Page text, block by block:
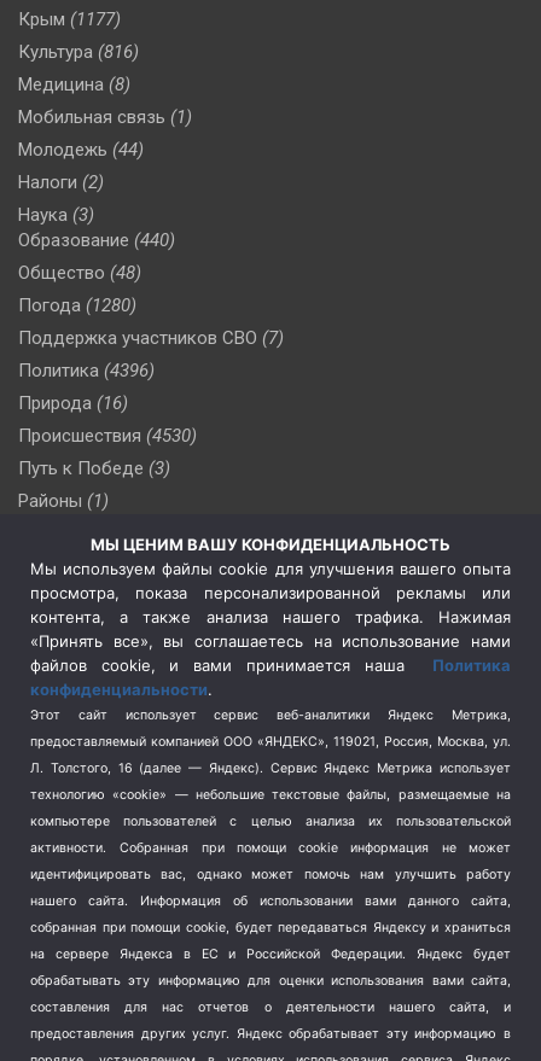
Крым (1177)
Культура (816)
Медицина (8)
Мобильная связь (1)
Молодежь (44)
Налоги (2)
Наука (3)
Образование (440)
Общество (48)
Погода (1280)
Поддержка участников СВО (7)
Политика (4396)
Природа (16)
Происшествия (4530)
Путь к Победе (3)
Районы (1)
(510)
Сельское хозяйство (3)
Социальная политика
(3)
Спецоперация в Украине
Спецоперация на Украине
(404)
Спорт (740)
Терроризм (1)
Транспорт (262)
Туризм (178)
Флот (76)
Школа и спорт (2)
Экология (8)
Экономика (1172)
МЫ ЦЕНИМ ВАШУ КОНФИДЕНЦИАЛЬНОСТЬ
Мы используем файлы cookie для улучшения вашего опыта
просмотра, показа персонализированной рекламы или
контента, а также анализа нашего трафика. Нажимая
«Принять все», вы соглашаетесь на использование нами
файлов cookie, и вами принимается наша Политика
конфиденциальности.
Этот сайт использует сервис веб-аналитики Яндекс Метрика,
предоставляемый компанией ООО «ЯНДЕКС», 119021, Россия, Москва, ул.
Л. Толстого, 16 (далее — Яндекс). Сервис Яндекс Метрика использует
технологию «cookie» — небольшие текстовые файлы, размещаемые на
компьютере пользователей с целью анализа их пользовательской
активности.
Собранная при помощи cookie информация не может
идентифицировать вас, однако может помочь нам улучшить работу
нашего сайта. Информация об использовании вами данного сайта,
собранная при помощи cookie, будет передаваться Яндексу и храниться
на сервере Яндекса в ЕС и Российской Федерации. Яндекс будет
обрабатывать эту информацию для оценки использования вами сайта,
составления для нас отчетов о деятельности нашего сайта, и
предоставления других услуг. Яндекс обрабатывает эту информацию в